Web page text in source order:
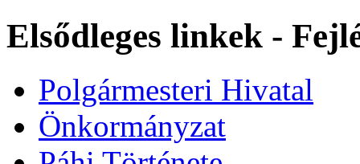
Elsődleges linkek -
Polgármesteri Hivatal
Önkormányzat